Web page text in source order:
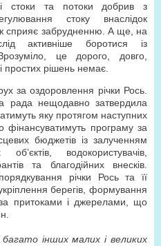
стоки та потоки добрив з
стоку внаслідок
сприяє забрудненню. А ще, на
активніше боротися із
це дорого, довго,
простих рішень немає.
за оздоровлення річки Рось.
рада нещодавно затвердила
яку протягом наступних
фінансуватимуть програму за
бюджетів із залученням
водокористувачів,
та благодійних внесків.
річки Рось та її
берегів, формування
притоками і джерелами, що
багато інших малих і великих